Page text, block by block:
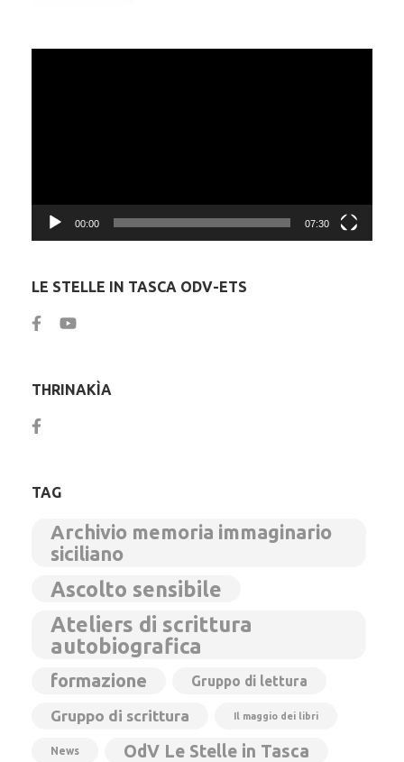
00:00 07:30
LE STELLE IN TASCA ODV-ETS
THRINAKÌA
TAG
Archivio memoria immaginario
siciliano
Ascolto sensibile
Ateliers di scrittura
autobiografica
formazione Gruppo di lettura
Gruppo di scrittura Il maggio dei libri
News OdV Le Stelle in Tasca